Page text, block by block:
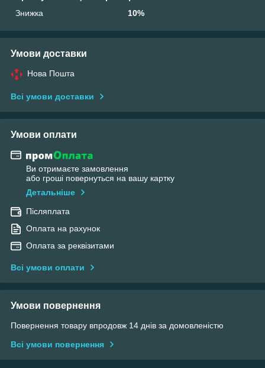
Знижка
10%
Умови доставки
Нова Пошта
Всі умови доставки
Умови оплати
Ви отримаєте замовлення
або гроші повернуться на вашу картку
Детальніше
Післяплата
Оплата на рахунок
Оплата за реквізитами
Всі умови оплати
Умови повернення
Повернення товару впродовж 14 днів за домовленістю
Всі умови повернення